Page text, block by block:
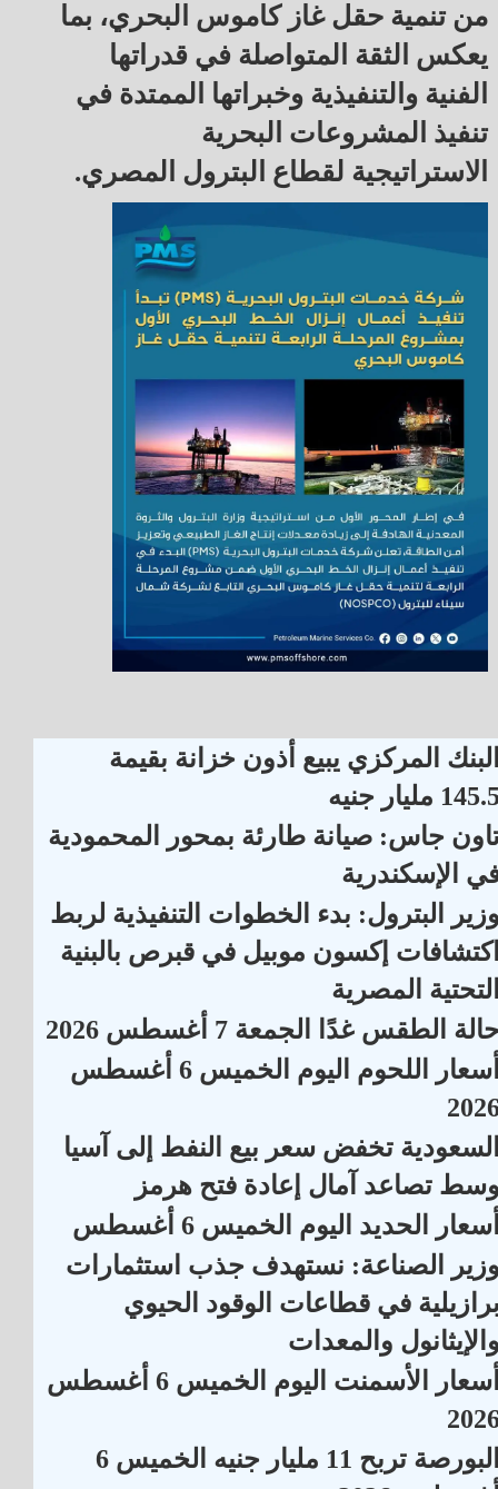
من تنمية حقل غاز كاموس البحري، بما
يعكس الثقة المتواصلة في قدراتها
الفنية والتنفيذية وخبراتها الممتدة في
تنفيذ المشروعات البحرية
الاستراتيجية لقطاع البترول المصري.
المركزي يبيع أذون خزانة بقيمة
مليار جنيه
جاس: صيانة طارئة بمحور المحمودية
الإسكندرية
البترول: بدء الخطوات التنفيذية لربط
إكسون موبيل في قبرص بالبنية
المصرية
الطقس غدًا الجمعة 7 أغسطس 2026
أسعار اللحوم اليوم الخميس 6 أغسطس
تخفض سعر بيع النفط إلى آسيا
تصاعد آمال إعادة فتح هرمز
الحديد اليوم الخميس 6 أغسطس
الصناعة: نستهدف جذب استثمارات
في قطاعات الوقود الحيوي
والمعدات
أسعار الأسمنت اليوم الخميس 6 أغسطس
البورصة تربح 11 مليار جنيه الخميس 6